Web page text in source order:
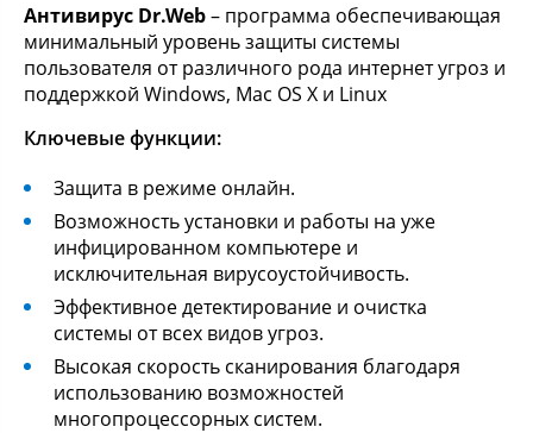
Антивирус Dr.Web– программа обеспечивающая
минимальный уровень защиты системы
пользователя от различного рода интернет угроз и
поддержкой Windows, Mac OS X и Linux
Ключевые функции:
Защита в режиме онлайн.
Возможность установки и работы на уже
инфицированном компьютере и
исключительная вирусоустойчивость.
Эффективное детектирование и очистка
системы от всех видов угроз.
Высокая скорость сканирования благодаря
использованию возможностей
многопроцессорных систем.